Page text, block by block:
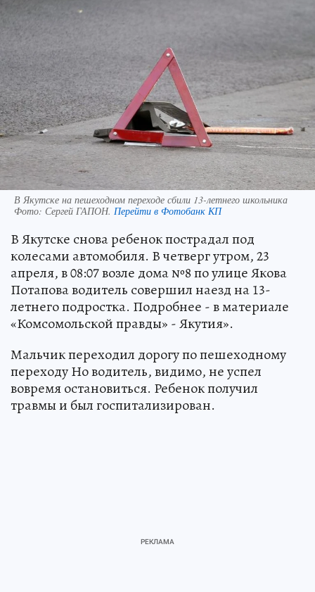
В Якутске на пешеходном переходе сбили 13-летнего школьника
Фото: Сергей ГАПОН. Перейти в Фотобанк КП
В Якутске снова ребенок пострадал под
колесами автомобиля. В четверг утром, 23
апреля, в 08:07 возле дома №8 по улице Якова
Потапова водитель совершил наезд на 13-
летнего подростка. Подробнее - в материале
«Комсомольской правды» - Якутия».
Мальчик переходил дорогу по пешеходному
переходу Но водитель, видимо, не успел
вовремя остановиться. Ребенок получил
травмы и был госпитализирован.